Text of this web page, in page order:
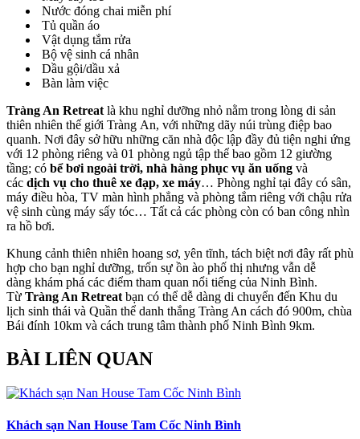
Nước đóng chai miễn phí
Tủ quần áo
Vật dụng tắm rửa
Bộ vệ sinh cá nhân
Dầu gội/dầu xả
Bàn làm việc
Tràng An Retreat là khu nghỉ dưỡng nhỏ nằm trong lòng di sản
thiên nhiên thế giới Tràng An, với những dãy núi trùng điệp bao
quanh. Nơi đây sở hữu những căn nhà độc lập đầy đủ tiện nghi ứng
với 12 phòng riêng và 01 phòng ngủ tập thể bao gồm 12 giường
tầng; có bể bơi ngoài trời, nhà hàng phục vụ ăn uống và
các dịch vụ cho thuê xe đạp, xe máy… Phòng nghỉ tại đây có sân,
máy điều hòa, TV màn hình phẳng và phòng tắm riêng với chậu rửa
vệ sinh cùng máy sấy tóc… Tất cả các phòng còn có ban công nhìn
ra hồ bơi.
Khung cảnh thiên nhiên hoang sơ, yên tĩnh, tách biệt nơi đây rất phù
hợp cho bạn nghỉ dưỡng, trốn sự ồn ào phố thị nhưng vẫn dễ
dàng khám phá các điểm tham quan nổi tiếng của Ninh Bình.
Từ Tràng An Retreat bạn có thể dễ dàng di chuyển đến Khu du
lịch sinh thái và Quần thể danh thắng Tràng An cách đó 900m, chùa
Bái đính 10km và cách trung tâm thành phố Ninh Bình 9km.
BÀI LIÊN QUAN
Khách sạn Nan House Tam Cốc Ninh Bình